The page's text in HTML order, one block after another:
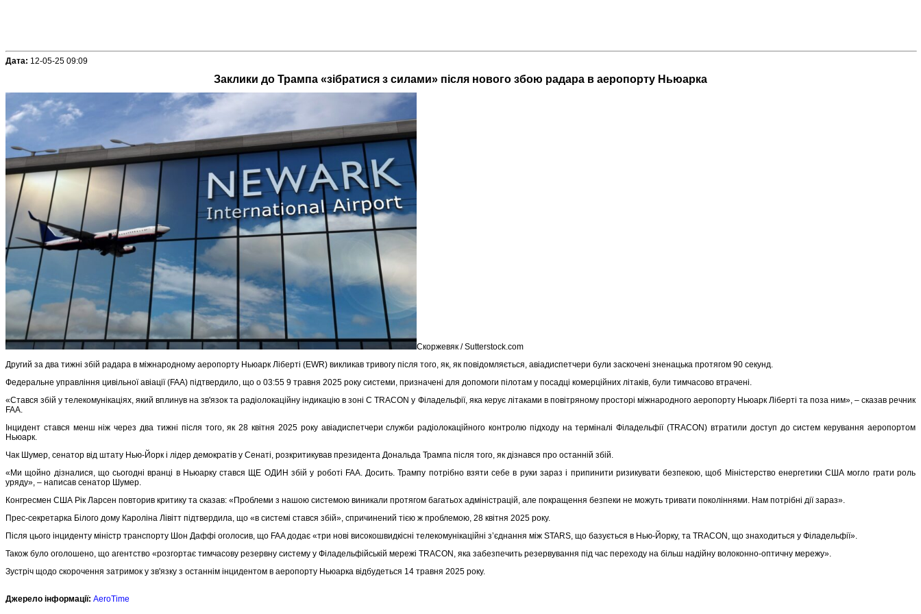
Дата: 12-05-25 09:09
Заклики до Трампа «зібратися з силами» після нового збою радара в аеропорту Ньюарка
Скоржевяк / Sutterstock.com
Другий за два тижні збій радара в міжнародному аеропорту Ньюарк Ліберті (EWR) викликав тривогу після того, як, як повідомляється, авіадиспетчери були заскочені зненацька протягом 90 секунд.
Федеральне управління цивільної авіації (FAA) підтвердило, що о 03:55 9 травня 2025 року системи, призначені для допомоги пілотам у посадці комерційних літаків, були тимчасово втрачені.
«Стався збій у телекомунікаціях, який вплинув на зв'язок та радіолокаційну індикацію в зоні C TRACON у Філадельфії, яка керує літаками в повітряному просторі міжнародного аеропорту Ньюарк Ліберті та поза ним», – сказав речник
FAA.
Інцидент стався менш ніж через два тижні після того, як 28 квітня 2025 року авіадиспетчери служби радіолокаційного контролю підходу на терміналі Філадельфії (TRACON) втратили доступ до систем керування аеропортом
Ньюарк.
Чак Шумер, сенатор від штату Нью-Йорк і лідер демократів у Сенаті, розкритикував президента Дональда Трампа після того, як дізнався про останній збій.
«Ми щойно дізналися, що сьогодні вранці в Ньюарку стався ЩЕ ОДИН збій у роботі FAA. Досить. Трампу потрібно взяти себе в руки зараз і припинити ризикувати безпекою, щоб Міністерство енергетики США могло грати роль
уряду», – написав сенатор Шумер.
Конгресмен США Рік Ларсен повторив критику та сказав: «Проблеми з нашою системою виникали протягом багатьох адміністрацій, але покращення безпеки не можуть тривати поколіннями. Нам потрібні дії зараз».
Прес-секретарка Білого дому Кароліна Лівітт підтвердила, що «в системі стався збій», спричинений тією ж проблемою, 28 квітня 2025 року.
Після цього інциденту міністр транспорту Шон Даффі оголосив, що FAA додає «три нові високошвидкісні телекомунікаційні з’єднання між STARS, що базується в Нью-Йорку, та TRACON, що знаходиться у Філадельфії».
Також було оголошено, що агентство «розгортає тимчасову резервну систему у Філадельфійській мережі TRACON, яка забезпечить резервування під час переходу на більш надійну волоконно-оптичну мережу».
Зустріч щодо скорочення затримок у зв'язку з останнім інцидентом в аеропорту Ньюарка відбудеться 14 травня 2025 року.
Джерело інформації: AeroTime